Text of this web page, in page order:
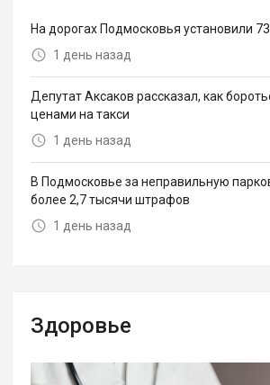
На дорогах Подмосковья установили
1 день назад
Депутат Аксаков рассказал, как
ценами на такси
1 день назад
В Подмосковье за неправильную
более 2,7 тысячи штрафов
1 день назад
Здоровье